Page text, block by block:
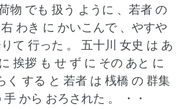
物 でも 扱う ように 、若者 の
わき に かいこんで 、やすや
て 行った 。
五十川 女史 は あ
挨拶 も せ ず に その あと に
く する と 若者 は 桟橋 の 群集
から おろされた 。
・・